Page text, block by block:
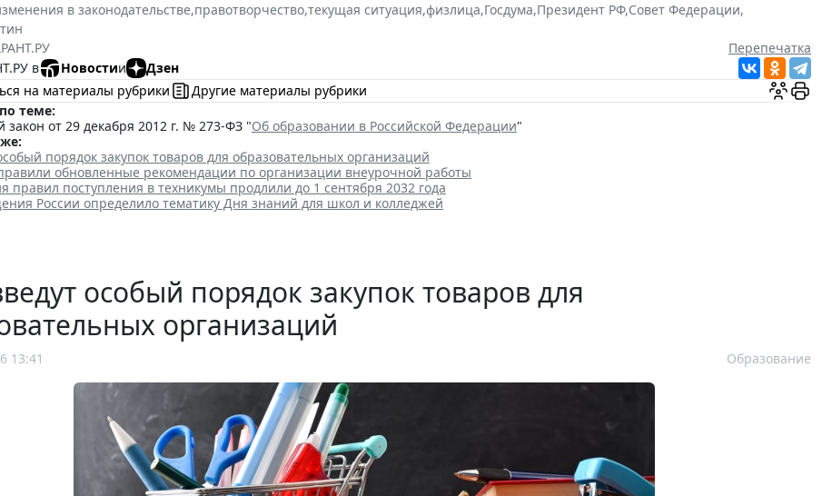
в законодательстве,правотворчество,текущая ситуация,физлица,Госдума,Президент РФ,Совет Федерации,
Перепечатка
в
Новостии
Дзен
на материалы рубрики
Другие материалы рубрики
теме:
от 29 декабря 2012 г. № 273-ФЗ "Об образовании в Российской Федерации"
порядок закупок товаров для образовательных организаций
обновленные рекомендации по организации внеурочной работы
правил поступления в техникумы продлили до 1 сентября 2032 года
России определило тематику Дня знаний для школ и колледжей
особый порядок закупок товаров для
организаций
13:41 Образование